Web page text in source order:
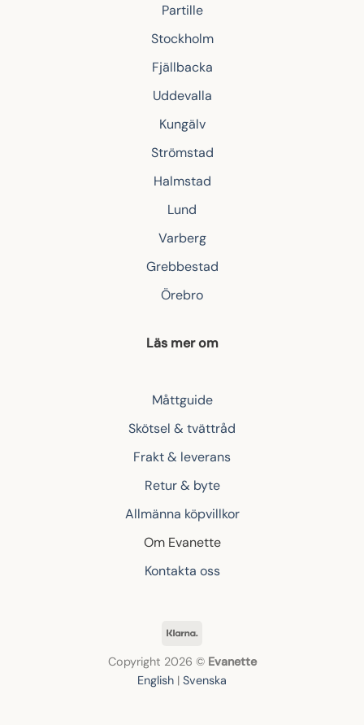
Partille
Stockholm
Fjällbacka
Uddevalla
Kungälv
Strömstad
Halmstad
Lund
Varberg
Grebbestad
Örebro
Läs mer om
Måttguide
Skötsel & tvättråd
Frakt & leverans
Retur & byte
Allmänna köpvillkor
Om Evanette
Kontakta oss
Klarna
Copyright 2026 © Evanette
English | Svenska